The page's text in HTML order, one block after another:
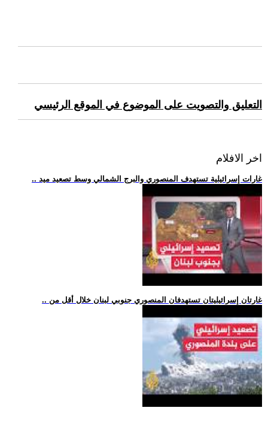
التعليق والتصويت على الموضوع في الموقع الرئيسي
اخر الافلام
.. غارات إسرائيلية تستهدف المنصوري والبرج الشمالي وسط تصعيد ميد
.. غارتان إسرائيليتان تستهدفان المنصوري جنوبي لبنان خلال أقل من